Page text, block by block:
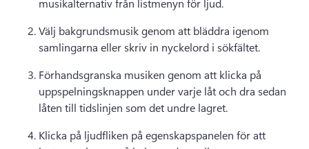
musikalternativ från listmenyn för ljud.
Välj bakgrundsmusik genom att bläddra igenom
samlingarna eller skriv in nyckelord i sökfältet.
Förhandsgranska musiken genom att klicka på
uppspelningsknappen under varje låt och dra sedan
låten till tidslinjen som det undre lagret.
Klicka på ljudfliken på egenskapspanelen för att